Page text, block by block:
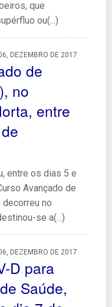
que
ou(...)
DEZEMBRO DE 2017
de
no
entre
entre os dias 5 e
Avançado de
decorreu no
se a(...)
DEZEMBRO DE 2017
D para
Saúde,